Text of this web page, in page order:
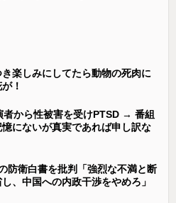
き楽しみにしてたら動物の死肉に
！
者から性被害を受けPTSD → 番組
にないが真実であれば申し訳な
防衛白書を批判「強烈な不満と断
、中国への内政干渉をやめろ」